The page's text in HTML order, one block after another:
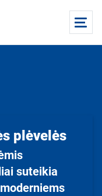
plėvelės
suteikia